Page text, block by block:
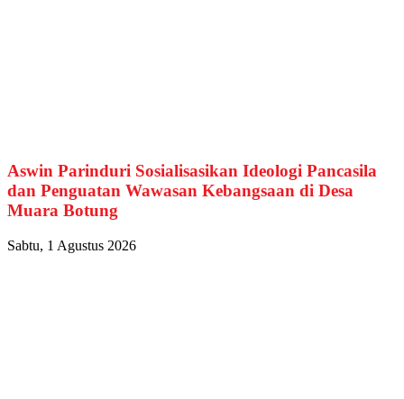
Aswin Parinduri Sosialisasikan Ideologi Pancasila
dan Penguatan Wawasan Kebangsaan di Desa
Muara Botung
Sabtu, 1 Agustus 2026